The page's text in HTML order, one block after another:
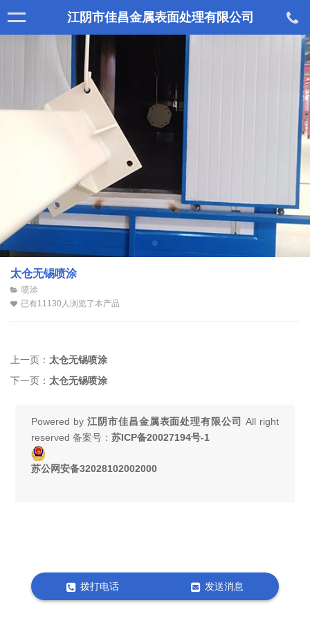
江阴市佳昌金属表面处理有限公司
太仓无锡喷涂
喷涂
已有11130人浏览了本产品
上一页： 太仓无锡喷涂
下一页： 太仓无锡喷涂
Powered by 江阴市佳昌金属表面处理有限公司 All right
reserved 备案号： 苏ICP备20027194号-1
苏公网安备32028102002000
拨打电话 发送消息